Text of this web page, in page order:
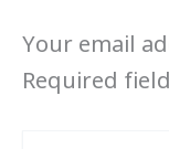
Your email
Required